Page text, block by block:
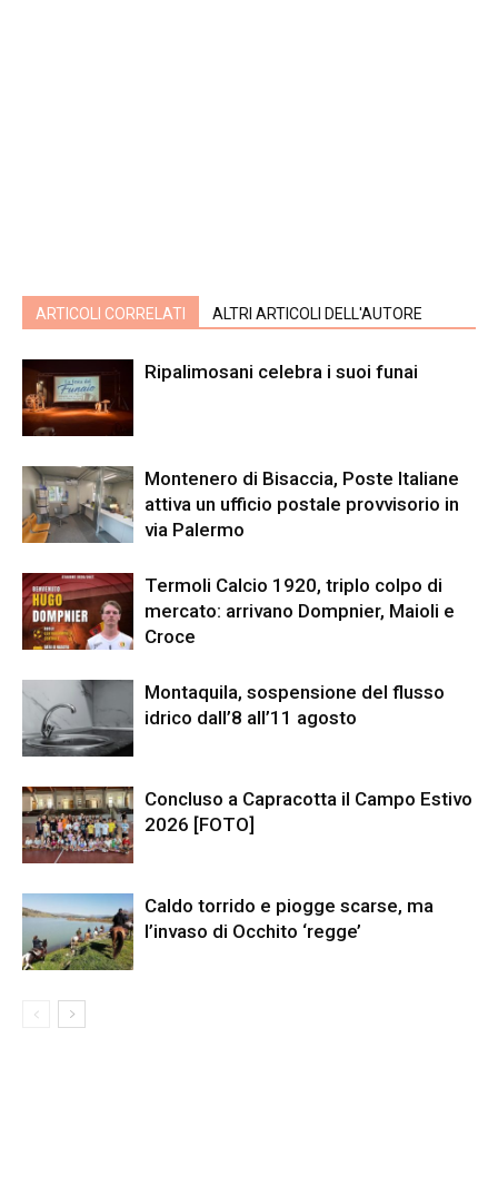
ARTICOLI CORRELATI ALTRI ARTICOLI DELL'AUTORE
Ripalimosani celebra i suoi funai
Montenero di Bisaccia, Poste Italiane
attiva un ufficio postale provvisorio in
via Palermo
Termoli Calcio 1920, triplo colpo di
mercato: arrivano Dompnier, Maioli e
Croce
Montaquila, sospensione del flusso
idrico dall’8 all’11 agosto
Concluso a Capracotta il Campo Estivo
2026 [FOTO]
Caldo torrido e piogge scarse, ma
l’invaso di Occhito ‘regge’